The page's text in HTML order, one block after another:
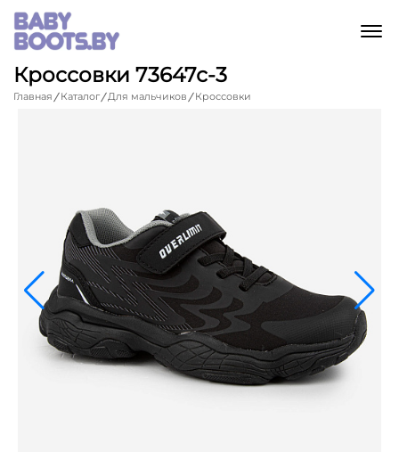
Кроссовки 73647с-3
Главная Каталог Для мальчиков Кроссовки